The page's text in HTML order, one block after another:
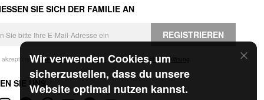
Wir verwenden Cookies, um
sicherzustellen, dass du unsere
Website optimal nutzen kannst.
SIE SICH DER FAMILIE AN
REGISTRIEREN
akzeptiere dieGeschäftsbedingungen und die Datenschutzerklärung
SIE UNS